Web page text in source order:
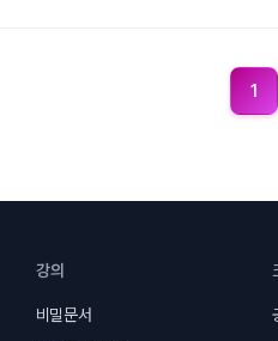
1
강의
비밀문서